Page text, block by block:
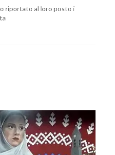
riportato al loro posto i